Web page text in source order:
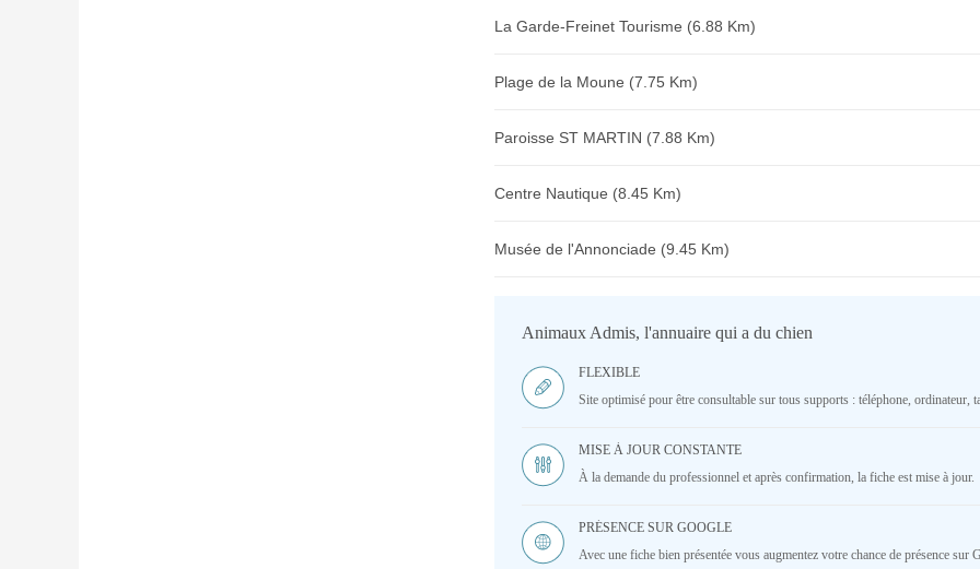
La Garde-Freinet Tourisme (6.88 Km)
Plage de la Moune (7.75 Km)
Paroisse ST MARTIN (7.88 Km)
Centre Nautique (8.45 Km)
Musée de l'Annonciade (9.45 Km)
Animaux Admis, l'annuaire qui a du chien
FLEXIBLE
Site optimisé pour être consultable sur tous supports : téléphone, ordinateur,
MISE À JOUR CONSTANTE
À la demande du professionnel et après confirmation, la fiche est mise à jour.
PRÉSENCE SUR GOOGLE
Avec une fiche bien présentée vous augmentez votre chance de présence sur